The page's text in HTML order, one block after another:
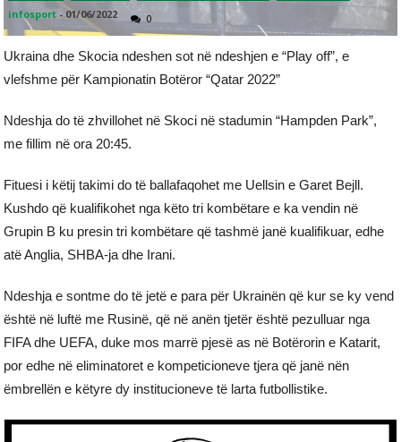
infosport - 01/06/2022 0
Ukraina dhe Skocia ndeshen sot në ndeshjen e “Play off”, e
vlefshme për Kampionatin Botëror “Qatar 2022”
Ndeshja do të zhvillohet në Skoci në stadumin “Hampden Park”,
me fillim në ora 20:45.
Fituesi i këtij takimi do të ballafaqohet me Uellsin e Garet Bejll.
Kushdo që kualifikohet nga këto tri kombëtare e ka vendin në
Grupin B ku presin tri kombëtare që tashmë janë kualifikuar, edhe
atë Anglia, SHBA-ja dhe Irani.
Ndeshja e sontme do të jetë e para për Ukrainën që kur se ky vend
është në luftë me Rusinë, që në anën tjetër është pezulluar nga
FIFA dhe UEFA, duke mos marrë pjesë as në Botërorin e Katarit,
por edhe në eliminatoret e kompeticioneve tjera që janë nën
ëmbrellën e këtyre dy institucioneve të larta futbollistike.